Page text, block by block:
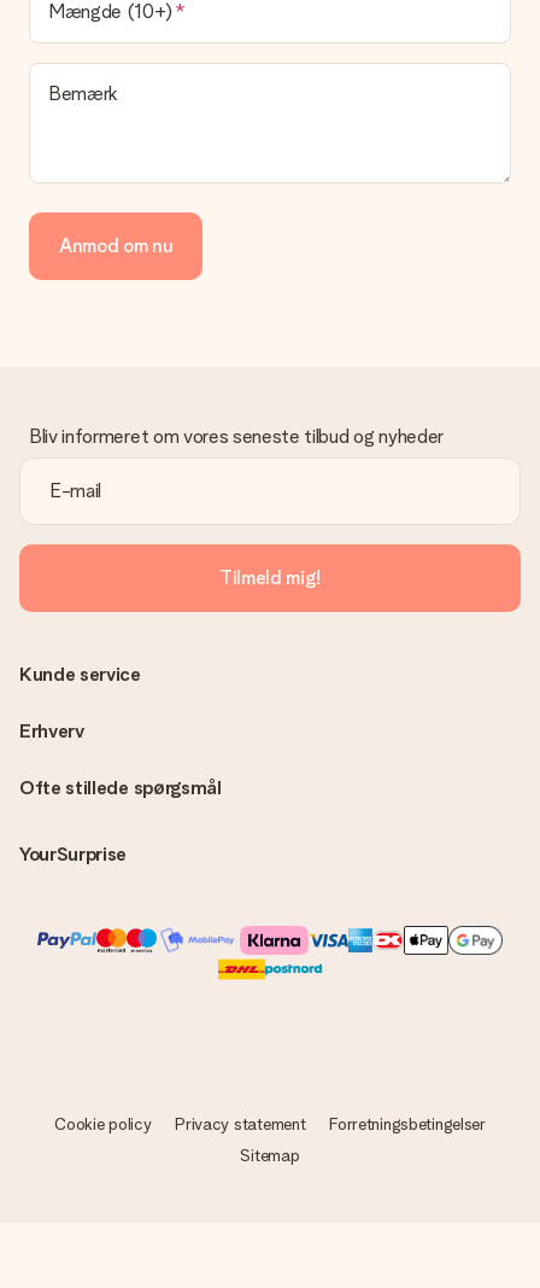
direkte til modtageren, hvilket gør det til en sand
overraskelse!
Mængde (10+)
Bemærk
Anmod om nu
Bliv informeret om vores seneste tilbud og nyheder
Tilmeld mig!
Ofte stillede spørgsmål
YourSurprise
Kunde service
Erhverv
Cookie policy Privacy statement
Forretningsbetingelser
Sitemap